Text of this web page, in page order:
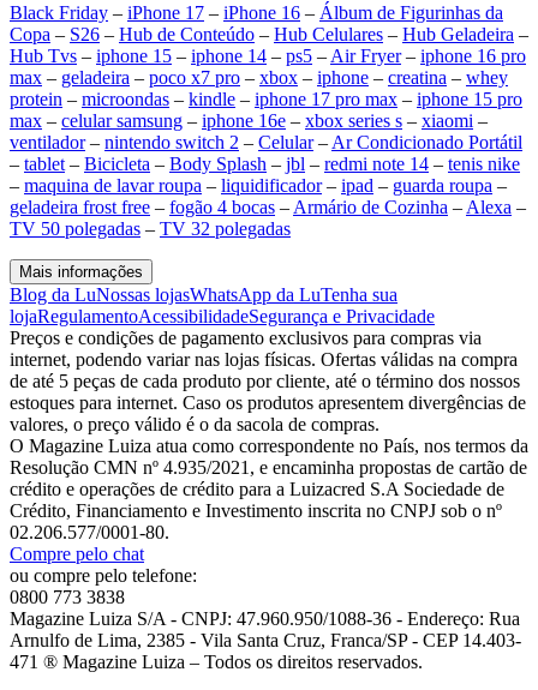
Black Friday – iPhone 17 – iPhone 16 – Álbum de Figurinhas da
Copa – S26 – Hub de Conteúdo – Hub Celulares – Hub Geladeira –
Hub Tvs – iphone 15 – iphone 14 – ps5 – Air Fryer– iphone 16 pro
max – geladeira – poco x7 pro – xbox – iphone – creatina – whey
protein – microondas – kindle – iphone 17 pro max – iphone 15 pro
max – celular samsung – iphone 16e – xbox series s – xiaomi –
ventilador– nintendo switch 2 – Celular– Ar Condicionado Portátil
– tablet – Bicicleta – Body Splash – jbl – redmi note 14 – tenis nike
– maquina de lavar roupa – liquidificador– ipad – guarda roupa –
geladeira frost free – fogão 4 bocas – Armário de Cozinha – Alexa –
TV 50 polegadas – TV 32 polegadas
Mais informações
Blog da LuNossas lojasWhatsApp da LuTenha sua
lojaRegulamentoAcessibilidadeSegurança e Privacidade
Preços e condições de pagamento exclusivos para compras via
internet, podendo variar nas lojas físicas. Ofertas válidas na compra
de até 5 peças de cada produto por cliente, até o término dos nossos
estoques para internet. Caso os produtos apresentem divergências de
valores, o preço válido é o da sacola de compras.
O Magazine Luiza atua como correspondente no País, nos termos da
Resolução CMN nº 4.935/2021, e encaminha propostas de cartão de
crédito e operações de crédito para a Luizacred S.A Sociedade de
Crédito, Financiamento e Investimento inscrita no CNPJ sob o nº
02.206.577/0001-80.
Compre pelo chat
ou compre pelo telefone:
0800 773 3838
Magazine Luiza S/A - CNPJ: 47.960.950/1088-36 - Endereço: Rua
Arnulfo de Lima, 2385 - Vila Santa Cruz, Franca/SP - CEP 14.403-
471 ® Magazine Luiza – Todos os direitos reservados.